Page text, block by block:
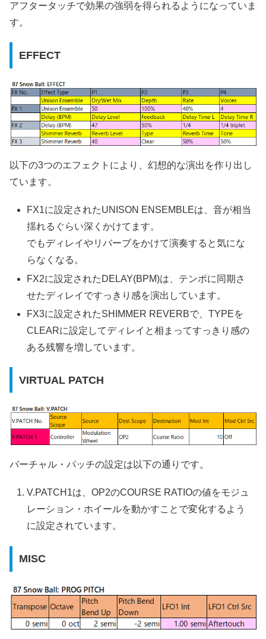
アフタータッチで効果の強弱を得られるようになっていま
す。
EFFECT
以下の3つのエフェクトにより、幻想的な演出を作り出し
ています。
FX1に設定されたUNISON ENSEMBLEは、音が相当
揺れるぐらい深くかけてます。
でもディレイやリバーブをかけて演奏すると気にな
らなくなる。
FX2に設定されたDELAY(BPM)は、テンポに同期さ
せたディレイですっきり感を演出しています。
FX3に設定されたSHIMMER REVERBで、TYPEを
CLEARに設定してディレイと相まってすっきり感の
ある残響を増しています。
VIRTUAL PATCH
バーチャル・パッチの設定は以下の通りです。
V.PATCH1は、OP2のCOURSE RATIOの値をモジュ
レーション・ホイールを動かすことで変化するよう
に設定されています。
MISC